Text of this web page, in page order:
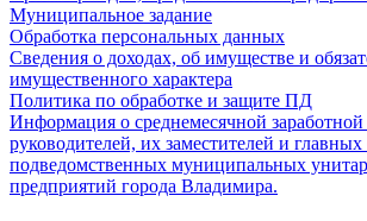
Муниципальное задание
Обработка персональных данных
Сведения о доходах, об имуществе и
имущественного характера
Политика по обработке и защите ПД
Информация о среднемесячной заработной
руководителей, их заместителей и главных
подведомственных муниципальных
предприятий города Владимира.